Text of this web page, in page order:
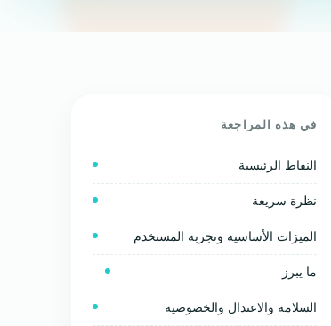
في هذه المراجعة
النقاط الرئيسية
نظرة سريعة
الميزات الأساسية وتجربة المستخدم
ما يبرز
السلامة والاعتدال والخصوصية